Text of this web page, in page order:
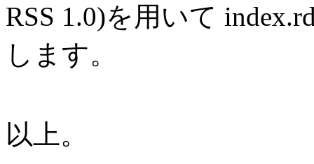
RSS 1.0)を用いて
します。
以上。